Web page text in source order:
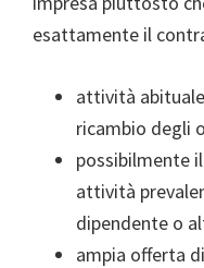
esattamente il
attività
ricambio degli
possibilmente
attività
dipendente o
ampia offerta